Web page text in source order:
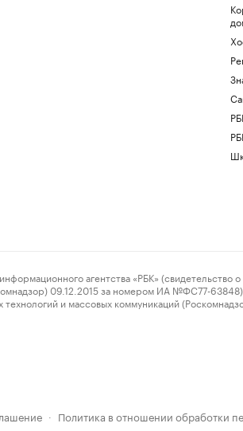
агентства «РБК» (свидетельство о
09.12.2015 за номером ИА №ФС77-63848)
и массовых коммуникаций
· Политика в отношении обработки